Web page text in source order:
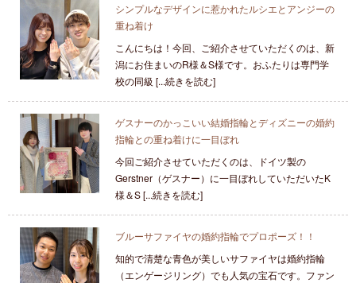
シンプルなデザインに惹かれたルシエとアンジーの
重ね着け
こんにちは！今回、ご紹介させていただくのは、新
潟にお住まいのR様＆S様です。おふたりは専門学
校の同級 [...続きを読む]
ゲスナーのかっこいい結婚指輪とディズニーの婚約
指輪との重ね着けに一目ぼれ
今回ご紹介させていただくのは、ドイツ製の
Gerstner（ゲスナー）に一目ぼれしていただいたK
様＆S [...続きを読む]
ブルーサファイヤの婚約指輪でプロポーズ！！
知的で清楚な青色が美しいサファイヤは婚約指輪
（エンゲージリング）でも人気の宝石です。ファン